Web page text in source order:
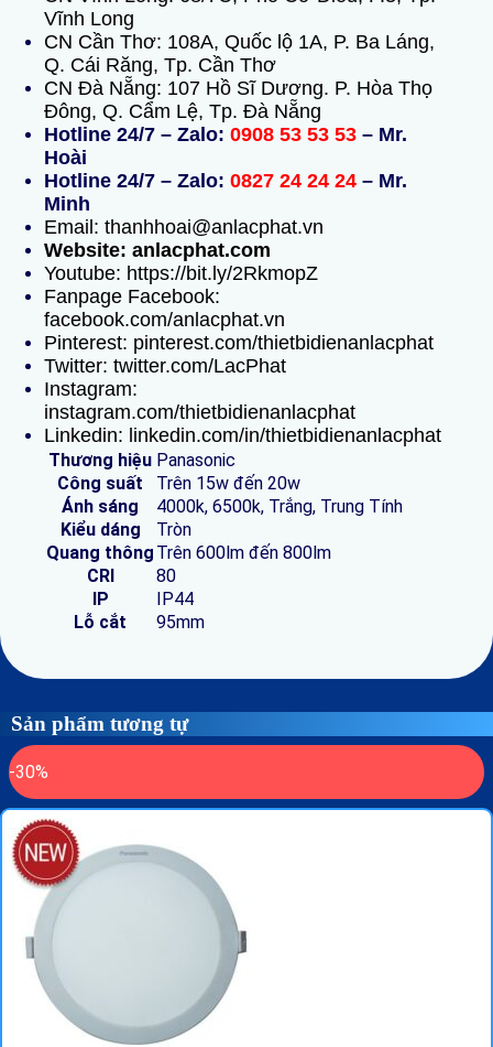
Vĩnh Long
CN Cần Thơ: 108A, Quốc lộ 1A, P. Ba Láng,
Q. Cái Răng, Tp. Cần Thơ
CN Đà Nẵng: 107 Hồ Sĩ Dương. P. Hòa Thọ
Đông, Q. Cẩm Lệ, Tp. Đà Nẵng
Hotline 24/7 – Zalo: 0908 53 53 53 – Mr.
Hoài
Hotline 24/7 – Zalo: 0827 24 24 24 – Mr.
Minh
Email: thanhhoai@anlacphat.vn
Website: anlacphat.com
Youtube: https://bit.ly/2RkmopZ
Fanpage Facebook:
facebook.com/anlacphat.vn
Pinterest: pinterest.com/thietbidienanlacphat
Twitter: twitter.com/LacPhat
Instagram:
instagram.com/thietbidienanlacphat
Linkedin: linkedin.com/in/thietbidienanlacphat
Thương hiệu Panasonic
Công suất
Trên 15w đến 20w
Ánh sáng
4000k, 6500k, Trắng, Trung Tính
Kiểu dáng
Tròn
Quang thông Trên 600lm đến 800lm
CRI
80
IP
IP44
Lỗ cắt
95mm
Sản phẩm tương tự
-30%